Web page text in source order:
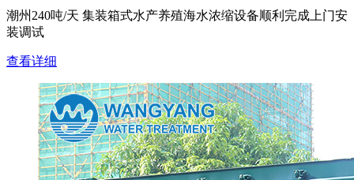
潮州240吨/天 集装箱式水产养殖海水浓缩设备顺利完成上门安
装调试
查看详细